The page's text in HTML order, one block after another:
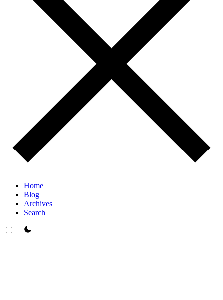
Home
Blog
Archives
Search
theme switcher